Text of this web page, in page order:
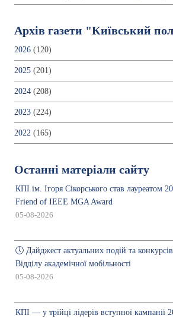
Архів газети "Київський
2026 (120)
2025 (201)
2024 (208)
2023 (224)
2022 (165)
Останні матеріали сайту
КПІ ім. Ігоря Сікорського став лауреатом
Friend of IEEE MGA Award
05-08-2026
🕔 Дайджест актуальних подій та
Відділу академічної мобільності
05-08-2026
КПІ — у трійці лідерів вступної кампанії